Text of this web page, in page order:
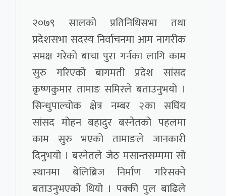
२०७९ सालको प्रतिनिधिसभा तथा
प्रदेशसभा सदस्य निर्वाचनमा आम नागरीक
समक्ष गरेको बाचा पुरा गर्नका लागि काम
सुरु गरिएको बागमती प्रदेश सांसद
कृष्णकुमार तामाङ समिरले बताउनुभयो ।
सिन्धुपाल्चोक क्षेत्र नम्बर २का सघिंय
सांसद मोहन बहादुर बस्नेतको पहलमा
काम सुरु भएको तामाङले जानकारी
दिनुभयो । बस्नेतले जेठ मसान्तसम्ममा सो
स्थानमा बेलिब्रिज निर्माण गरिसक्ने
बताउनुभएको थियो । पक्की पुल बाढिले